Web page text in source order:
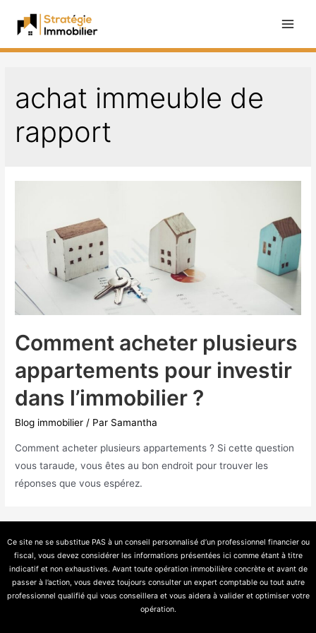
achat immeuble de
rapport
Comment acheter plusieurs
appartements pour investir
dans l’immobilier ?
Blog immobilier / Par Samantha
Comment acheter plusieurs appartements ? Si cette question
vous taraude, vous êtes au bon endroit pour trouver les
réponses que vous espérez.
Ce site ne se substitue PAS à un conseil personnalisé d’un professionnel financier ou
fiscal, vous devez considérer les informations présentées ici comme étant à titre
indicatif et non exhaustives. Avant toute opération immobilière concrète et avant de
passer à l’action, vous devez toujours consulter un expert comptable ou tout autre
professionnel qualifié qui vous conseillera et vous aidera à valider et optimiser votre
opération.